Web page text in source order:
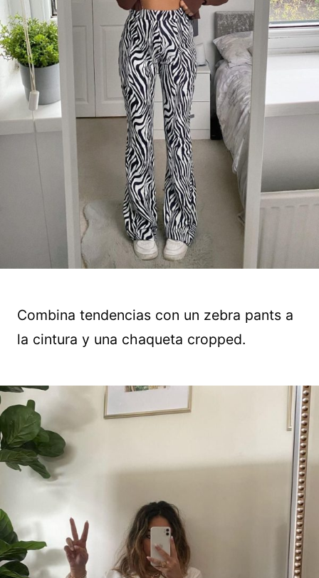
Combina tendencias con un zebra pants a
la cintura y una chaqueta cropped.